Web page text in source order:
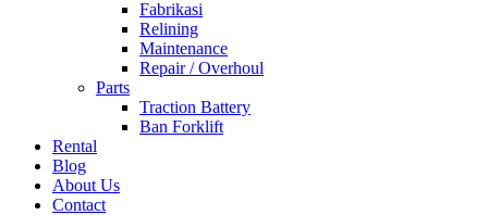
Fabrikasi
Relining
Maintenance
Repair / Overhoul
Parts
Traction Battery
Ban Forklift
Rental
Blog
About Us
Contact